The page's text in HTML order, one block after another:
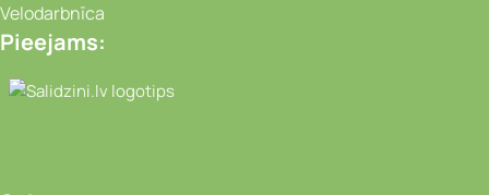
Velodarbnīca
Pieejams:
Video novērošanas kameras, Portatīvie